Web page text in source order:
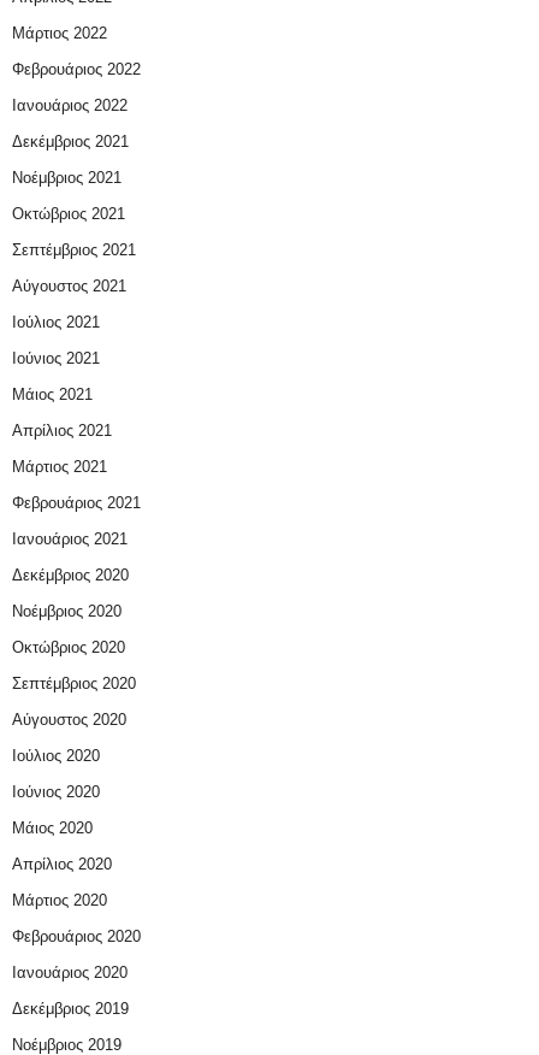
Μάρτιος 2022
Φεβρουάριος 2022
Ιανουάριος 2022
Δεκέμβριος 2021
Νοέμβριος 2021
Οκτώβριος 2021
Σεπτέμβριος 2021
Αύγουστος 2021
Ιούλιος 2021
Ιούνιος 2021
Μάιος 2021
Απρίλιος 2021
Μάρτιος 2021
Φεβρουάριος 2021
Ιανουάριος 2021
Δεκέμβριος 2020
Νοέμβριος 2020
Οκτώβριος 2020
Σεπτέμβριος 2020
Αύγουστος 2020
Ιούλιος 2020
Ιούνιος 2020
Μάιος 2020
Απρίλιος 2020
Μάρτιος 2020
Φεβρουάριος 2020
Ιανουάριος 2020
Δεκέμβριος 2019
Νοέμβριος 2019